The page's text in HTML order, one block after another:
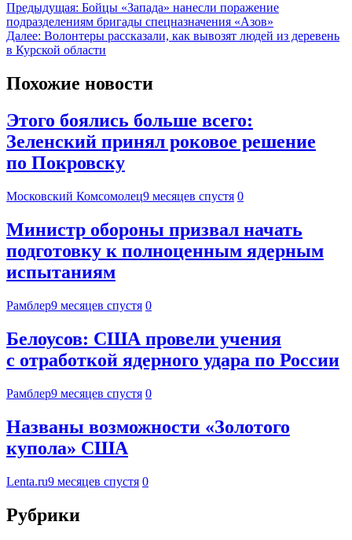
Предыдущая: Бойцы «Запада» нанесли поражение
подразделениям бригады спецназначения «Азов»
Далее: Волонтеры рассказали, как вывозят людей из деревень
в Курской области
Похожие новости
Этого боялись больше всего:
Зеленский принял роковое решение
по Покровску
Московский Комсомолец9 месяцев спустя 0
Министр обороны призвал начать
подготовку к полноценным ядерным
испытаниям
Рамблер9 месяцев спустя 0
Белоусов: США провели учения
с отработкой ядерного удара по России
Рамблер9 месяцев спустя 0
Названы возможности «Золотого
купола» США
Lenta.ru9 месяцев спустя 0
Рубрики